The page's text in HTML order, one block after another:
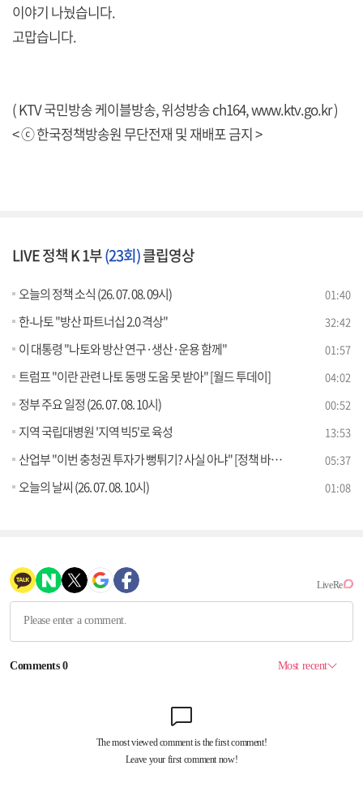
이야기 나눴습니다.
고맙습니다.
( KTV 국민방송 케이블방송, 위성방송 ch164,www.ktv.go.kr)
< ⓒ 한국정책방송원 무단전재 및 재배포 금지 >
LIVE 정책 K 1부(23회)클립영상
오늘의 정책 소식 (26. 07. 08. 09시) 01:40
한-나토 "방산 파트너십 2.0 격상" 32:42
이 대통령 "나토와 방산 연구·생산·운용 함께" 01:57
트럼프 "이란 관련 나토 동맹 도움 못 받아" [월드 투데이] 04:02
정부 주요 일정 (26. 07. 08. 10시) 00:52
지역 국립대병원 '지역 빅5'로 육성 13:53
산업부 "이번 충청권 투자가 뻥튀기? 사실 아냐" [정책 바로보기] 05:37
오늘의 날씨 (26. 07. 08. 10시) 01:08